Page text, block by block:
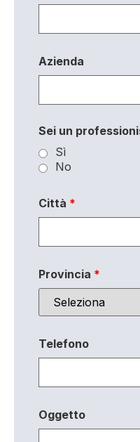
Azienda
Sei un
Sì
No
Città *
Provincia *
Telefono
Oggetto